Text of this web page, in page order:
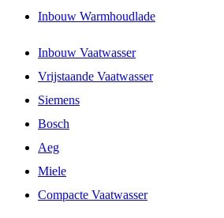
Inbouw Warmhoudlade
Inbouw Vaatwasser
Vrijstaande Vaatwasser
Siemens
Bosch
Aeg
Miele
Compacte Vaatwasser